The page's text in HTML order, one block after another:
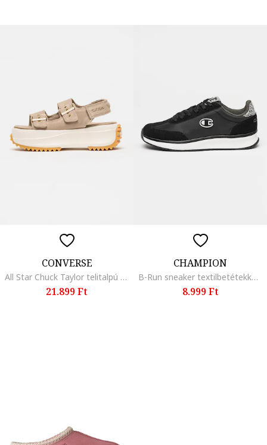
CONVERSE
All Star Chuck Taylor telitalpú nyersbőr szandál, Sötétbézs
21.899 Ft
CHAMPION
B-Run sneaker textilbetétekkel, Fekete
8.999 Ft